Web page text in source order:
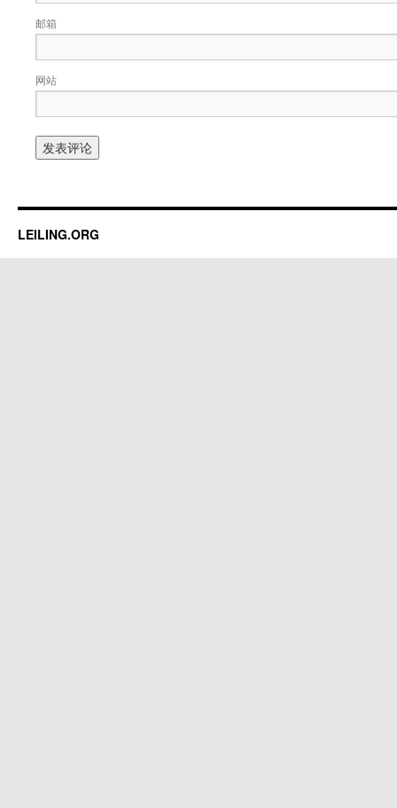
邮箱
网站
LEILING.ORG